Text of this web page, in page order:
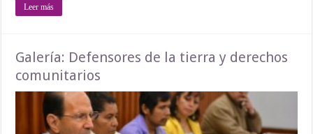
Leer más
Galería: Defensores de la tierra y derechos
comunitarios